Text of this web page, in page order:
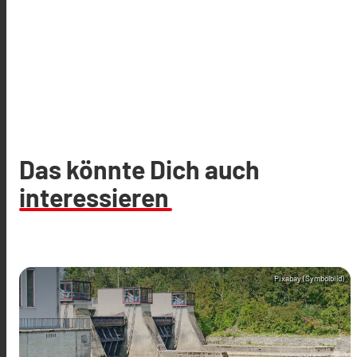
Das könnte Dich auch
interessieren
Pixabay (Symbolbild)